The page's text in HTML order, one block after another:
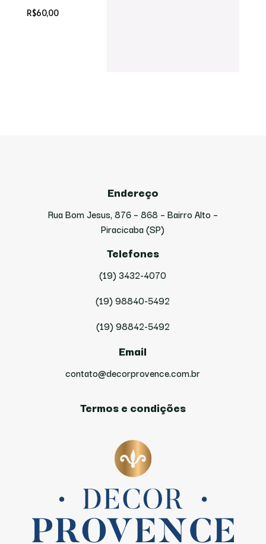
R$60,00
Endereço
Rua Bom Jesus, 876 – 868 – Bairro Alto –
Piracicaba (SP)
Telefones
(19) 3432-4070
(19) 98840-5492
(19) 98842-5492
Email
contato@decorprovence.com.br
Termos e condições